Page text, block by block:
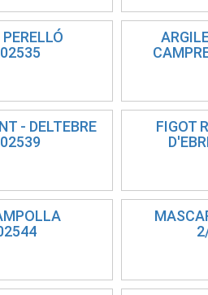
- DELTEBRE
FIGOT